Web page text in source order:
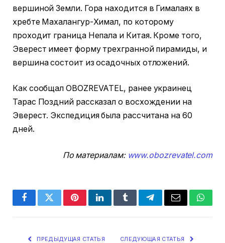
вершиной Земли. Гора находится в Гималаях в
хребте Махалангур-Химал, по которому
проходит граница Непала и Китая. Кроме того,
Эверест имеет форму трехгранной пирамиды, и
вершина состоит из осадочных отложений.
Как сообщал OBOZREVATEL, ранее украинец
Тарас Поздний рассказал о восхождении на
Эверест. Экспедиция была рассчитана на 60
дней.
По материалам: www.obozrevatel.com
FacebookTwitterPinterestLinkedInTumblrTelegramEmail
ПРЕДЫДУЩАЯ СТАТЬЯ СЛЕДУЮЩАЯ СТАТЬЯ